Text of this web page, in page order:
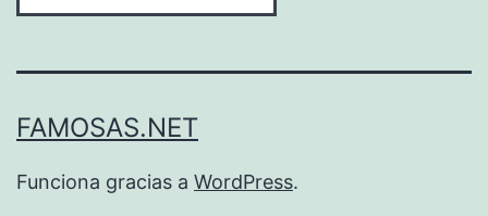
FAMOSAS.NET
Funciona gracias a WordPress.